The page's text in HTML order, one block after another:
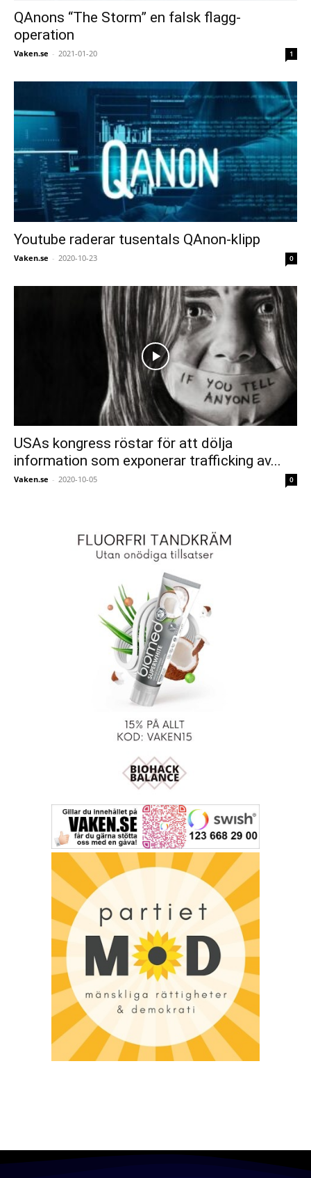
QAnons “The Storm” en falsk flagg-
operation
Vaken.se - 2021-01-20 1
Youtube raderar tusentals QAnon-klipp
Vaken.se - 2020-10-23 0
USAs kongress röstar för att dölja
information som exponerar trafficking av...
Vaken.se - 2020-10-05 0